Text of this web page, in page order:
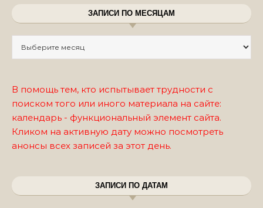
ЗАПИСИ ПО МЕСЯЦАМ
В помощь тем, кто испытывает трудности с
поиском того или иного материала на сайте:
календарь - функциональный элемент сайта.
Кликом на активную дату можно посмотреть
анонсы всех записей за этот день.
ЗАПИСИ ПО ДАТАМ